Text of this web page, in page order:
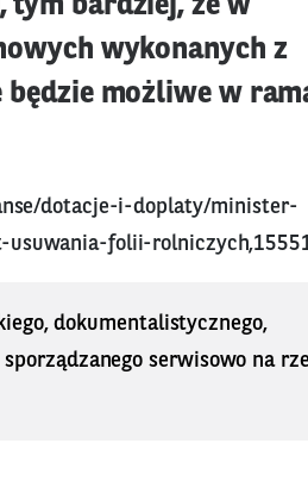
tym bardziej, że w
wykonanych z
możliwe w
dotacje-i-doplaty/minister-
folii-
dokumentalistycznego,
serwisowo na